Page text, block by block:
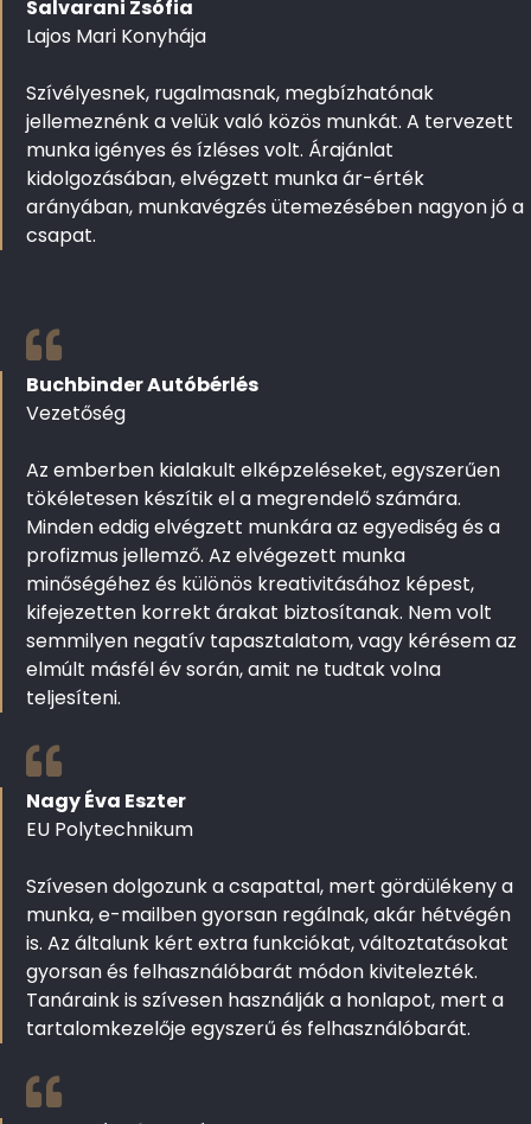
Salvarani Zsófia
Lajos Mari Konyhája
Szívélyesnek, rugalmasnak, megbízhatónak
jellemeznénk a velük való közös munkát. A tervezett
munka igényes és ízléses volt. Árajánlat
kidolgozásában, elvégzett munka ár-érték
arányában, munkavégzés ütemezésében nagyon jó a
csapat.
Buchbinder Autóbérlés
Vezetőség
Az emberben kialakult elképzeléseket, egyszerűen
tökéletesen készítik el a megrendelő számára.
Minden eddig elvégzett munkára az egyediség és a
profizmus jellemző. Az elvégezett munka
minőségéhez és különös kreativitásához képest,
kifejezetten korrekt árakat biztosítanak. Nem volt
semmilyen negatív tapasztalatom, vagy kérésem az
elmúlt másfél év során, amit ne tudtak volna
teljesíteni.
Nagy Éva Eszter
EU Polytechnikum
Szívesen dolgozunk a csapattal, mert gördülékeny a
munka, e-mailben gyorsan regálnak, akár hétvégén
is. Az általunk kért extra funkciókat, változtatásokat
gyorsan és felhasználóbarát módon kivitelezték.
Tanáraink is szívesen használják a honlapot, mert a
tartalomkezelője egyszerű és felhasználóbarát.